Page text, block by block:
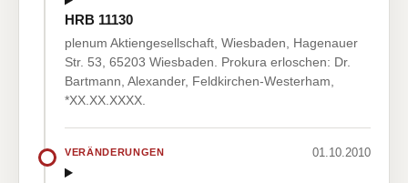
HRB 11130
plenum Aktiengesellschaft, Wiesbaden, Hagenauer
Str. 53, 65203 Wiesbaden. Prokura erloschen: Dr.
Bartmann, Alexander, Feldkirchen-Westerham,
*XX.XX.XXXX.
VERÄNDERUNGEN 01.10.2010